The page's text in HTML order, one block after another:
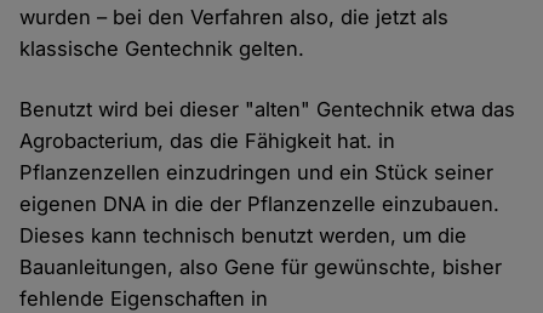
wurden – bei den Verfahren also, die jetzt als
klassische Gentechnik gelten.
Benutzt wird bei dieser "alten" Gentechnik etwa das
Agrobacterium, das die Fähigkeit hat. in
Pflanzenzellen einzudringen und ein Stück seiner
eigenen DNA in die der Pflanzenzelle einzubauen.
Dieses kann technisch benutzt werden, um die
Bauanleitungen, also Gene für gewünschte, bisher
fehlende Eigenschaften in